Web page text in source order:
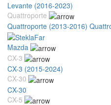
Levante (2016-2023)
Quattroporte
Quattroporte (2013-2016)
Mazda
CX-3
CX-3 (2015-2024)
CX-30
CX-30
CX-5